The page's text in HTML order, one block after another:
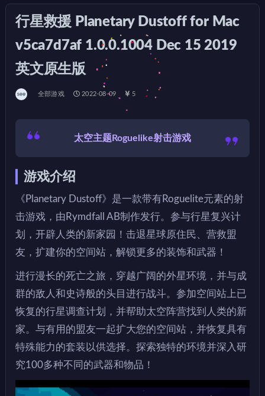
行星救援 Planetary Dustoff for Mac
v5ca7d7af 1.0.0.1004 Dec 15 2019
英文原生版
全部游戏 2022-08-09 5
太空主题Roguelike射击游戏
游戏介绍
《Planetary Dustoff》是一款带有Roguelite元素的射
击游戏，由Rymdfall AB制作发行。参与行星复兴计
划，开辟人类的新家园！击退星球原住民、营救盟
友，扩建你的空间站，解锁更多的装饰和武器！
进行漫长的死亡之旅，穿越广阔的外星环境，并与成
群的敌人和史诗般的头目进行战斗。参加空间站上已
恢复的行星调查计划，并帮助太空阵营找到人类的新
家。与有用的盟友一起扩大您的空间站，并恢复具有
特殊能力的套装以供选择。探索独特的环境并深入研
究100多种不同的武器和物品！